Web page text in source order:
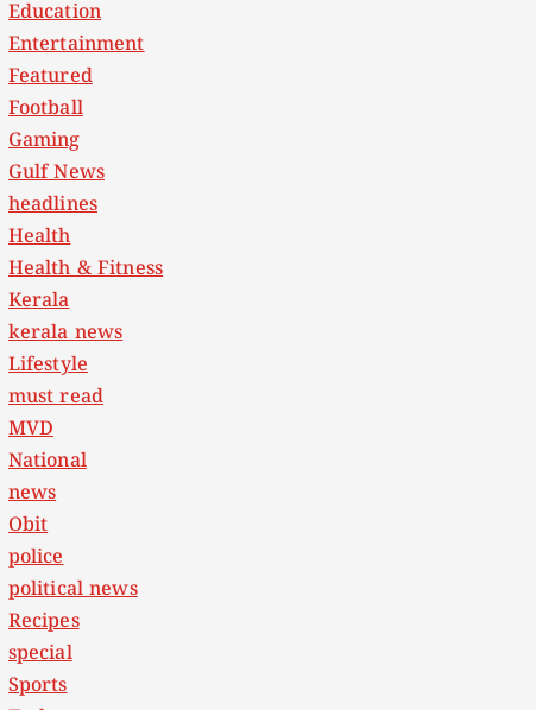
Education
Entertainment
Featured
Football
Gaming
Gulf News
headlines
Health
Health & Fitness
Kerala
kerala news
Lifestyle
must read
MVD
National
news
Obit
police
political news
Recipes
special
Sports